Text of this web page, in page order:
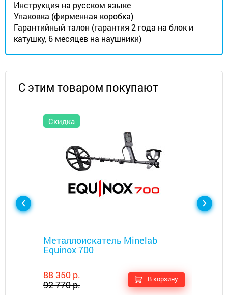
Инструкция на русском языке
Упаковка (фирменная коробка)
Гарантийный талон (гарантия 2 года на блок и
катушку, 6 месяцев на наушники)
С этим товаром покупают
Скидка
Металлоискатель Minelab
Equinox 700
88 350 р.
92 770 р.
В корзину